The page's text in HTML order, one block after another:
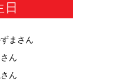
ま さん
さん
さん